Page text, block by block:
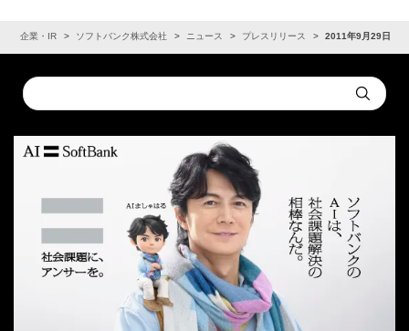
企業・IR ソフトバンク株式会社 ニュース プレスリリース 2011年9月29日
Conduct
a
Submit